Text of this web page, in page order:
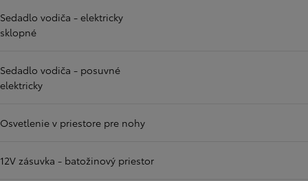
Sedadlo vodiča - elektricky
sklopné
Sedadlo vodiča - posuvné
elektricky
Osvetlenie v priestore pre nohy
12V zásuvka - batožinový priestor